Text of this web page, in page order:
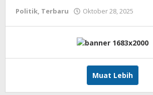
Politik, Terbaru Oktober 28, 2025
Muat Lebih